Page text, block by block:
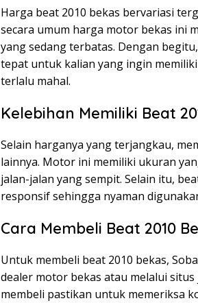
Harga beat 2010 bekas bervariasi
secara umum harga motor bekas ini
yang sedang terbatas. Dengan
tepat untuk kalian yang ingin
terlalu mahal.
Kelebihan Memiliki Beat
Selain harganya yang terjangkau,
lainnya. Motor ini memiliki ukuran
jalan-jalan yang sempit. Selain itu,
responsif sehingga nyaman
Cara Membeli Beat 2010
Untuk membeli beat 2010 bekas,
dealer motor bekas atau melalui
membeli pastikan untuk memeriksa